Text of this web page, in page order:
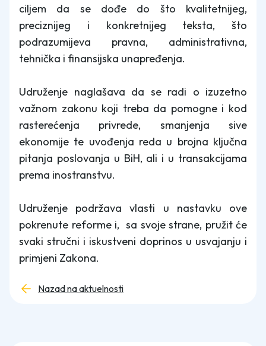
ciljem da se dođe do što kvalitetnijeg,
preciznijeg i konkretnijeg teksta, što
podrazumijeva pravna, administrativna,
tehnička i finansijska unapređenja.
Udruženje naglašava da se radi o izuzetno
važnom zakonu koji treba da pomogne i kod
rasterećenja privrede, smanjenja sive
ekonomije te uvođenja reda u brojna ključna
pitanja poslovanja u BiH, ali i u transakcijama
prema inostranstvu.
Udruženje podržava vlasti u nastavku ove
pokrenute reforme i, sa svoje strane, pružit će
svaki stručni i iskustveni doprinos u usvajanju i
primjeni Zakona.
Nazad na aktuelnosti